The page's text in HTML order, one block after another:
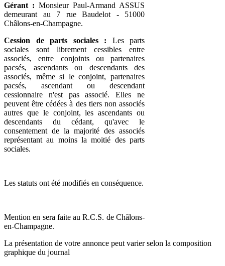
Gérant : Monsieur Paul-Armand ASSUS
demeurant au 7 rue Baudelot - 51000
Châlons-en-Champagne.
Cession de parts sociales : Les parts
sociales sont librement cessibles entre
associés, entre conjoints ou partenaires
pacsés, ascendants ou descendants des
associés, même si le conjoint, partenaires
pacsés, ascendant ou descendant
cessionnaire n'est pas associé. Elles ne
peuvent être cédées à des tiers non associés
autres que le conjoint, les ascendants ou
descendants du cédant, qu'avec le
consentement de la majorité des associés
représentant au moins la moitié des parts
sociales.
Les statuts ont été modifiés en conséquence.
Mention en sera faite au R.C.S. de Châlons-
en-Champagne.
La présentation de votre annonce peut varier selon la composition
graphique du journal